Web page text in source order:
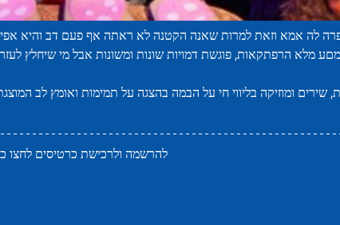
לה אמא וזאת למרות שאנה הקטנה לא ראתה אף פעם דב והיא
מלא הרפתקאות, פוגשת דמויות שונות ומשונות אבל מי שיחלץ
להרשמה ולרכישת כרטיסים לחצו